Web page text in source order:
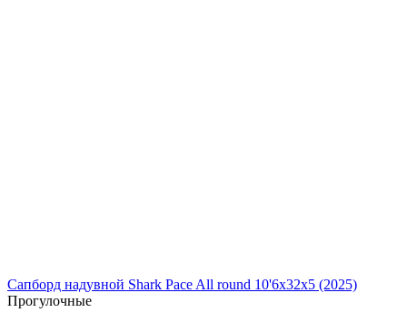
Сапборд надувной Shark Pace All round 10'6x32x5 (2025)
Прогулочные